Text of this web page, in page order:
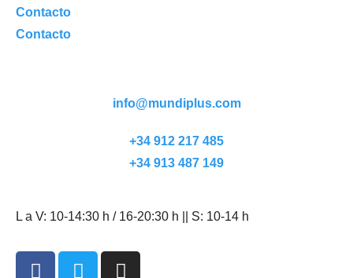
Contacto
Contacto
info@mundiplus.com
+34 912 217 485
+34 913 487 149
L a V: 10-14:30 h / 16-20:30 h || S: 10-14 h